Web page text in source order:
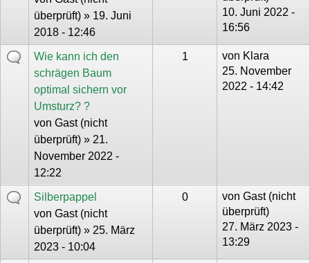
überprüft) » 19. Juni
2018 - 12:46
10. Juni 2022 -
16:56
Wie kann ich den
schrägen Baum
optimal sichern vor
Umsturz? ?
von Gast (nicht
überprüft) » 21.
November 2022 -
12:22
1 von Klara
25. November
2022 - 14:42
Silberpappel
von Gast (nicht
überprüft) » 25. März
2023 - 10:04
0 von Gast (nicht
überprüft)
27. März 2023 -
13:29